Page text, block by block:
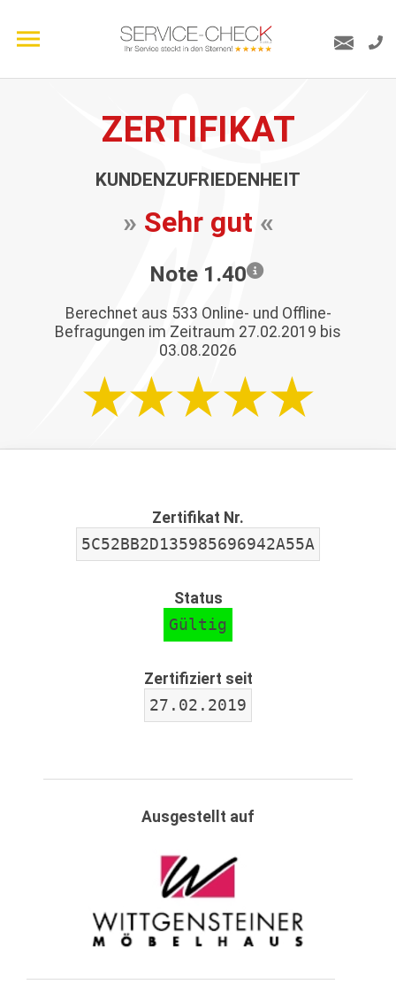
ZERTIFIKAT
KUNDENZUFRIEDENHEIT
» Sehr gut «
Note 1.40
Berechnet aus 533 Online- und Offline-
Befragungen im Zeitraum 27.02.2019 bis
03.08.2026
Zertifikat Nr.
5C52BB2D135985696942A55A
Status
Gültig
Zertifiziert seit
27.02.2019
Ausgestellt auf